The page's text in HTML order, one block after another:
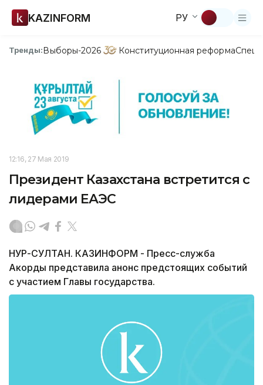
KAZINFORM РУ
Тренды:Выборы-2026 Конституционная реформа
12:16, 27 Мая 2019
Президент Казахстана встретится с
лидерами ЕАЭС
НУР-СУЛТАН. КАЗИНФОРМ - Пресс-служба
Акорды представила анонс предстоящих событий
с участием Главы государства.